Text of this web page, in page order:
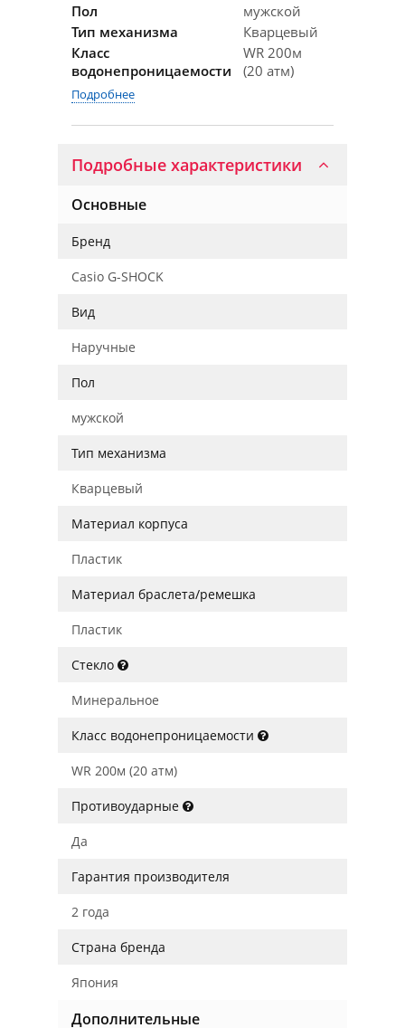
Пол
мужской
Тип механизма
Кварцевый
Класс
водонепроницаемости
WR 200м
(20 атм)
Подробнее
Подробные характеристики
Основные
Бренд
Casio G-SHOCK
Вид
Наручные
Пол
мужской
Тип механизма
Кварцевый
Материал корпуса
Пластик
Материал браслета/ремешка
Пластик
Стекло
Минеральное
Класс водонепроницаемости
WR 200м (20 атм)
Противоударные
Да
Гарантия производителя
2 года
Страна бренда
Япония
Дополнительные